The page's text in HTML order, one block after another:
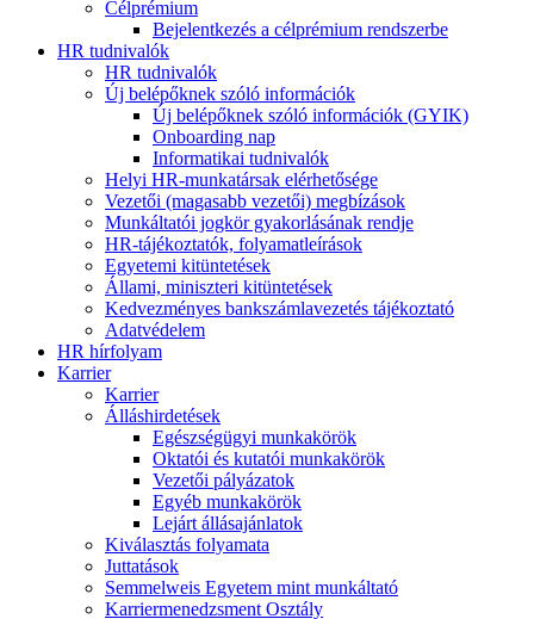
Célprémium
Bejelentkezés a célprémium rendszerbe
HR tudnivalók
HR tudnivalók
Új belépőknek szóló információk
Új belépőknek szóló információk (GYIK)
Onboarding nap
Informatikai tudnivalók
Helyi HR-munkatársak elérhetősége
Vezetői (magasabb vezetői) megbízások
Munkáltatói jogkör gyakorlásának rendje
HR-tájékoztatók, folyamatleírások
Egyetemi kitüntetések
Állami, miniszteri kitüntetések
Kedvezményes bankszámlavezetés tájékoztató
Adatvédelem
HR hírfolyam
Karrier
Karrier
Álláshirdetések
Egészségügyi munkakörök
Oktatói és kutatói munkakörök
Vezetői pályázatok
Egyéb munkakörök
Lejárt állásajánlatok
Kiválasztás folyamata
Juttatások
Semmelweis Egyetem mint munkáltató
Karriermenedzsment Osztály